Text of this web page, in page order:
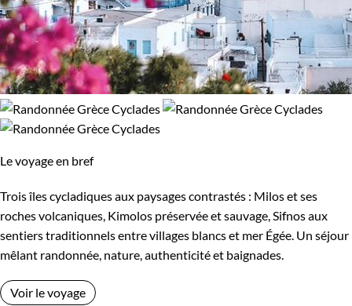
Le voyage en bref
Trois îles cycladiques aux paysages contrastés : Milos et ses
roches volcaniques, Kimolos préservée et sauvage, Sifnos aux
sentiers traditionnels entre villages blancs et mer Égée. Un séjour
mêlant randonnée, nature, authenticité et baignades.
Voir le voyage